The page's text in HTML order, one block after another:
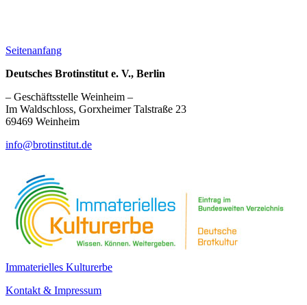
Seitenanfang
Deutsches Brotinstitut e. V., Berlin
– Geschäftsstelle Weinheim –
Im Waldschloss, Gorxheimer Talstraße 23
69469 Weinheim
info@brotinstitut.de
Immaterielles Kulturerbe
Kontakt & Impressum